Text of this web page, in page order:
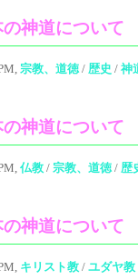
の神道につい
宗教、道徳/ 歴史 / 神
の神道につい
仏教 / 宗教、道徳/ 歴
の神道につい
キリスト教 / ユダヤ教